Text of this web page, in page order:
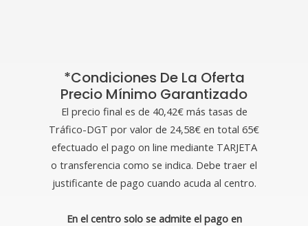
*Condiciones De La Oferta
Precio Mínimo Garantizado
El precio final es de 40,42€ más tasas de
Tráfico-DGT por valor de 24,58€ en total 65€
efectuado el pago on line mediante TARJETA
o transferencia como se indica. Debe traer el
justificante de pago cuando acuda al centro.
En el centro solo se admite el pago en